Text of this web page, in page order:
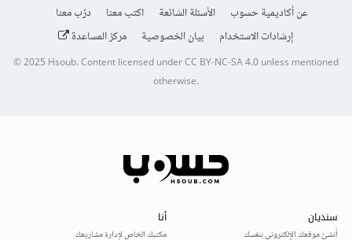
عن أكاديمية حسوب الأسئلة الشائعة اكتب معنا
درّب معنا
إرشادات الاستخدام
بيان الخصوصية مركز المساعدة
© 2025Hsoub.Content licensed underCC BY-NC-SA 4.0unless mentioned
otherwise.